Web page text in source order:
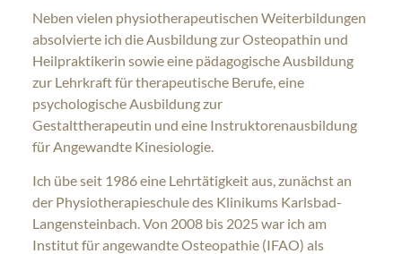
Neben vielen physiotherapeutischen Weiterbildungen
absolvierte ich die Ausbildung zur Osteopathin und
Heilpraktikerin sowie eine pädagogische Ausbildung
zur Lehrkraft für therapeutische Berufe, eine
psychologische Ausbildung zur
Gestalttherapeutin und eine Instruktorenausbildung
für Angewandte Kinesiologie.
Ich übe seit 1986 eine Lehrtätigkeit aus, zunächst an
der Physiotherapieschule des Klinikums Karlsbad-
Langensteinbach. Von 2008 bis 2025 war ich am
Institut für angewandte Osteopathie (IFAO) als